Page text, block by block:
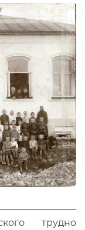
трудно